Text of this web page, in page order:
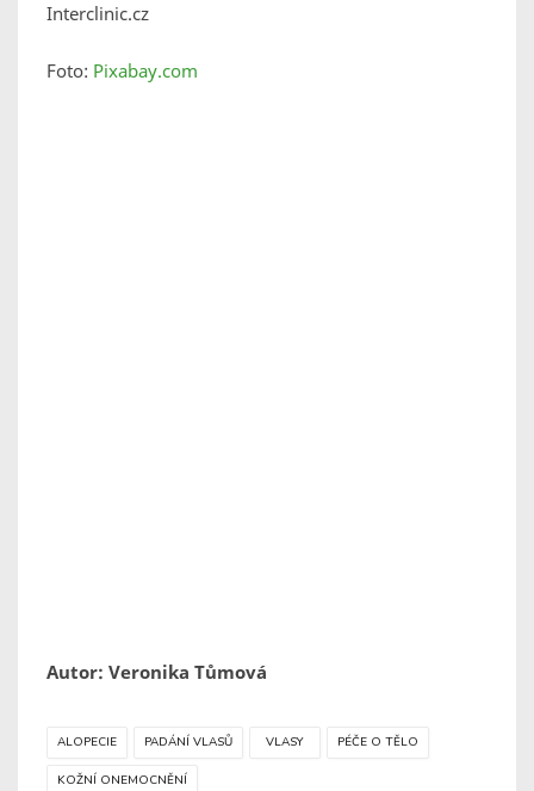
Interclinic.cz
Foto: Pixabay.com
Autor: Veronika Tůmová
ALOPECIE PADÁNÍ VLASŮ VLASY PÉČE O TĚLO
KOŽNÍ ONEMOCNĚNÍ